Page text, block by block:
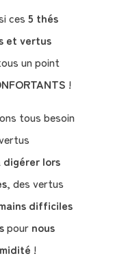
ces 5 thés
et vertus
un point
!
tous besoin
digérer lors
, des vertus
difficiles
pour nous
!